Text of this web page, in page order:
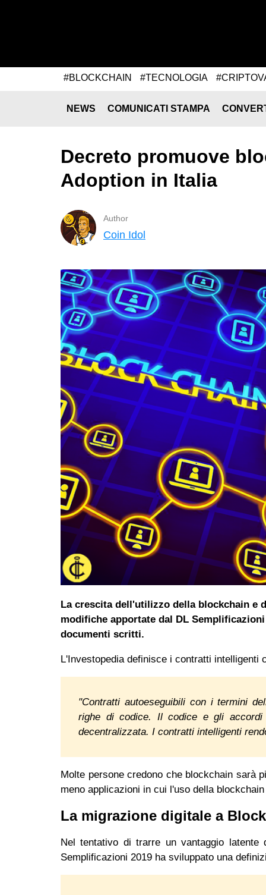
#BLOCKCHAIN #TECNOLOGIA
NEWS COMUNICATI STAMPA
Decreto promuove
Adoption in Italia
Author
Coin Idol
La crescita dell'utilizzo della blockchain e
modifiche apportate dal DL
documenti scritti.
L'Investopedia definisce i contratti intelligenti
"Contratti autoeseguibili con i termini
righe di codice. Il codice e gli accordi
decentralizzata. I contratti intelligenti
Molte persone credono che blockchain sarà
meno applicazioni in cui l'uso della
La migrazione digitale a
Nel tentativo di trarre un vantaggio latente
Semplificazioni 2019 ha sviluppato una